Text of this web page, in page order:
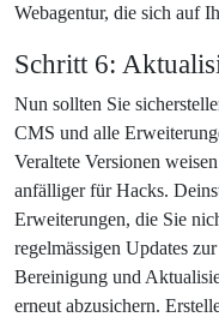
Webagentur, die sich auf
Schritt 6:
Nun sollten Sie
CMS und alle
Veraltete Versionen
anfälliger für Hacks.
Erweiterungen, die Sie
regelmässigen Updates
Bereinigung und
erneut abzusichern.